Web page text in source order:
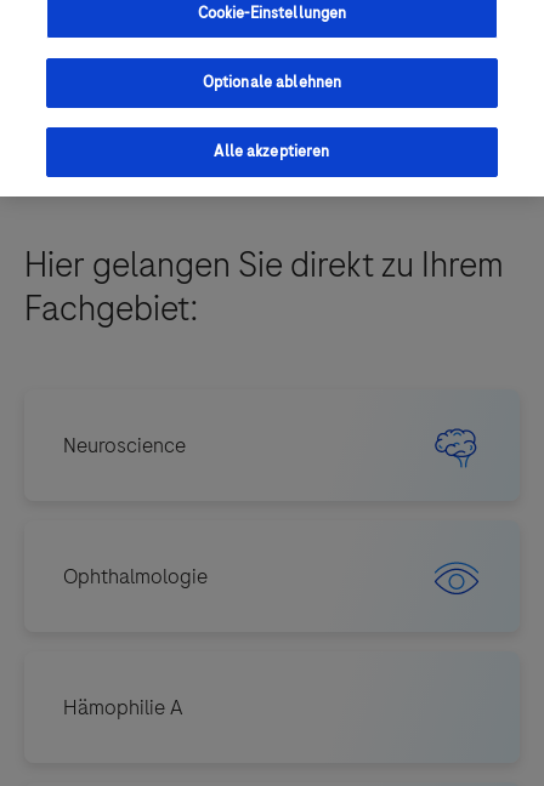
Mit DocCheck einloggen
Suchen
Hier gelangen Sie direkt zu Ihrem
Fachgebiet:
Cookie-Einstellungen
Optionale ablehnen
Alle akzeptieren